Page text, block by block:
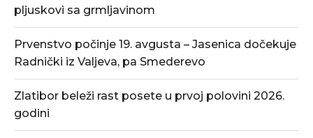
pljuskovi sa grmljavinom
Prvenstvo počinje 19. avgusta – Jasenica dočekuje
Radnički iz Valjeva, pa Smederevo
Zlatibor beleži rast posete u prvoj polovini 2026.
godini